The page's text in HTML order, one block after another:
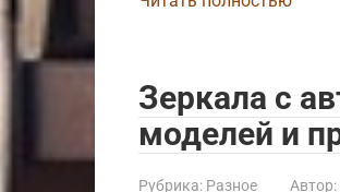
Зеркала с
моделей и
Рубрика: Разное Автор: